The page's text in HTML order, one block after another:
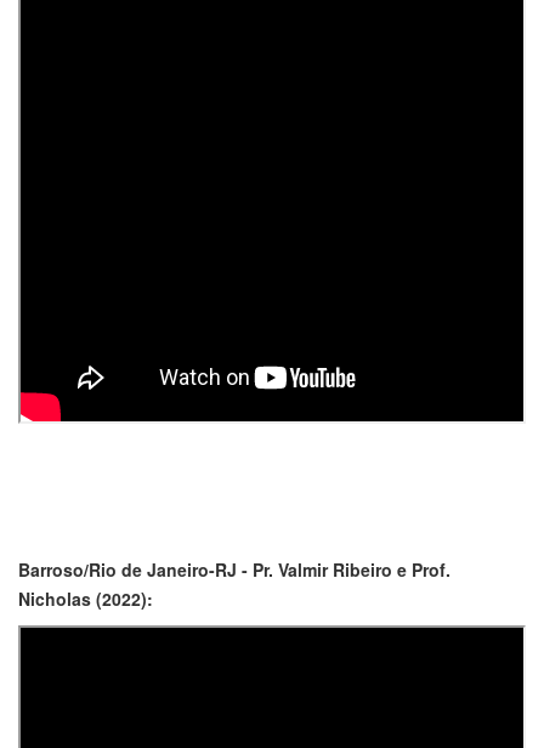
Barroso/Rio de Janeiro-RJ - Pr. Valmir Ribeiro e Prof.
Nicholas (2022):